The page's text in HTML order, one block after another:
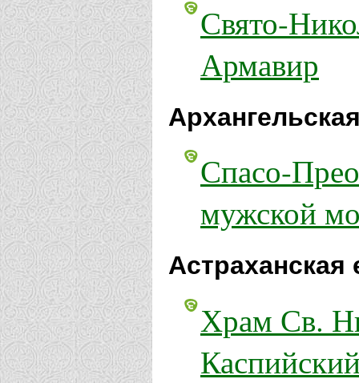
Свято-
Армавир
Спасо-
мужской
Астраханская
Храм Св.